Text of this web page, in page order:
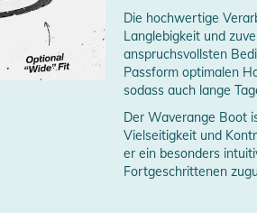
Die hochwertige
Langlebigkeit und
anspruchsvollsten
Passform optimalen
sodass auch lange
Der Waverange Boot
Vielseitigkeit und
er ein besonders
Fortgeschrittenen